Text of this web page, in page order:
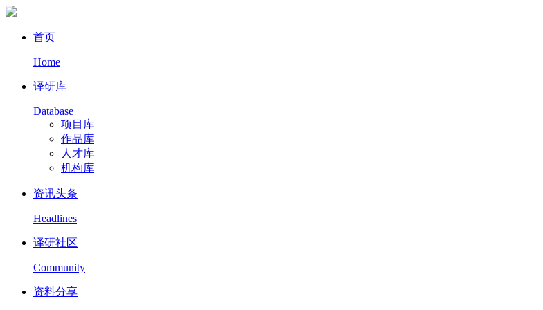
首页
Home
译研库
Database
项目库
作品库
人才库
机构库
资讯头条
Headlines
译研社区
Community
资料分享